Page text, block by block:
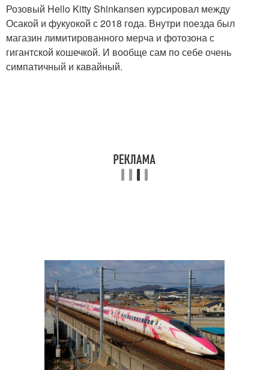
Розовый Hello Kitty Shinkansen курсировал между
Осакой и фукуокой с 2018 года. Внутри поезда был
магазин лимитированного мерча и фотозона с
гигантской кошечкой. И вообще сам по себе очень
симпатичный и кавайный.